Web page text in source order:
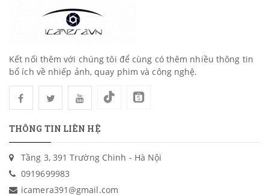
Kết nối thêm với chúng tôi để cùng có thêm nhiều thông tin
bổ ích về nhiếp ảnh, quay phim và công nghệ.
THÔNG TIN LIÊN HỆ
Tầng 3, 391 Trường Chinh - Hà Nội
0919699983
icamera391@gmail.com